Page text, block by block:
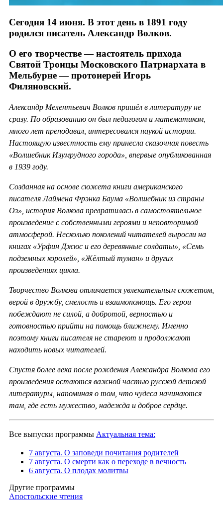
Сегодня 14 июня. В этот день в 1891 году
родился писатель Александр Волков.
О его творчестве — настоятель прихода
Святой Троицы Московского Патриархата в
Мельбурне — протоиерей Игорь
Филяновский.
Александр Мелентьевич Волков пришёл в литературу не
сразу. По образованию он был педагогом и математиком,
много лет преподавал, интересовался наукой истории.
Настоящую известность ему принесла сказочная повесть
«Волшебник Изумрудного города», впервые опубликованная
в 1939 году.
Созданная на основе сюжета книги американского
писателя Лаймена Фрэнка Баума «Волшебник из страны
Оз», история Волкова превратилась в самостоятельное
произведение с собственными героями и неповторимой
атмосферой. Несколько поколений читателей выросли на
книгах «Урфин Джюс и его деревянные солдаты», «Семь
подземных королей», «Жёлтый туман» и других
произведениях цикла.
Творчество Волкова отличается увлекательным сюжетом,
верой в дружбу, смелость и взаимопомощь. Его герои
побеждают не силой, а добротой, верностью и
готовностью прийти на помощь ближнему. Именно
поэтому книги писателя не стареют и продолжают
находить новых читателей.
Спустя более века после рождения Александра Волкова его
произведения остаются важной частью русской детской
литературы, напоминая о том, что чудеса начинаются
там, где есть мужество, надежда и доброе сердце.
Все выпуски программы Актуальная тема:
7 августа. О заповеди почитания родителей
7 августа. О смерти как о переходе в вечность
6 августа. О плодах молитвы
Другие программы
Апостольские чтения